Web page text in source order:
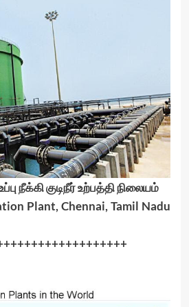
நீக்கி குடிநீர் உற்பத்தி நிலையம்
Plant, Chennai, Tamil Nadu
+++